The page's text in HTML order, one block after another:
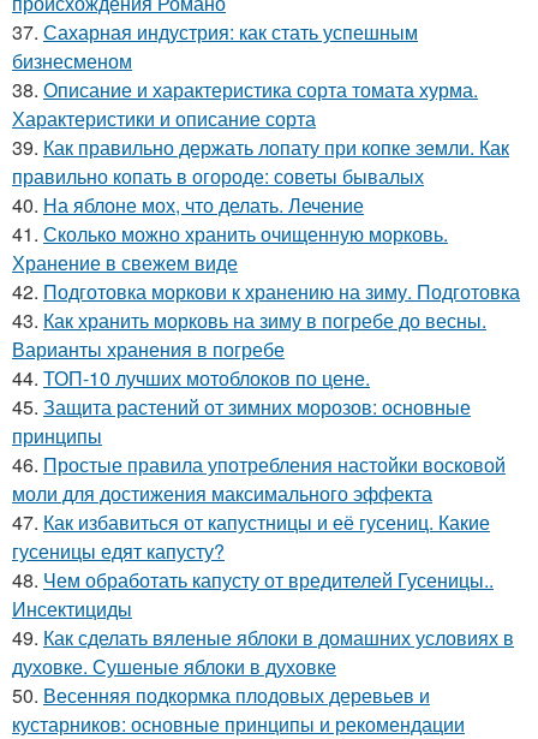
37. Сахарная индустрия: как стать успешным
бизнесменом
38. Описание и характеристика сорта томата хурма.
Характеристики и описание сорта
39. Как правильно держать лопату при копке земли. Как
правильно копать в огороде: советы бывалых
40. На яблоне мох, что делать. Лечение
41. Сколько можно хранить очищенную морковь.
Хранение в свежем виде
42. Подготовка моркови к хранению на зиму. Подготовка
43. Как хранить морковь на зиму в погребе до весны.
Варианты хранения в погребе
44. ТОП-10 лучших мотоблоков по цене.
45. Защита растений от зимних морозов: основные
принципы
46. Простые правила употребления настойки восковой
моли для достижения максимального эффекта
47. Как избавиться от капустницы и её гусениц. Какие
гусеницы едят капусту?
48. Чем обработать капусту от вредителей Гусеницы..
Инсектициды
49. Как сделать вяленые яблоки в домашних условиях в
духовке. Сушеные яблоки в духовке
50. Весенняя подкормка плодовых деревьев и
кустарников: основные принципы и рекомендации